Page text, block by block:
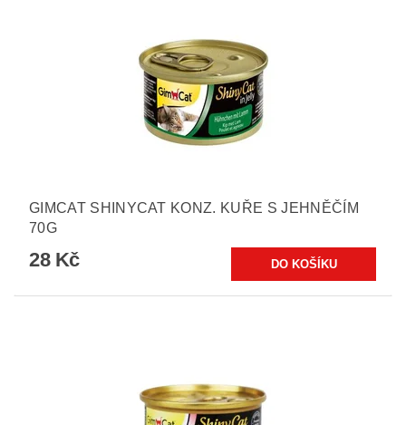
GIMCAT SHINYCAT KONZ. KUŘE S JEHNĚČÍM
70G
28 Kč